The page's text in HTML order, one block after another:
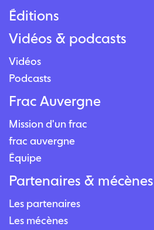
Éditions
Vidéos & podcasts
Vidéos
Podcasts
Frac Auvergne
Mission d'un frac
frac auvergne
Équipe
Partenaires & mécènes
Les partenaires
Les mécènes